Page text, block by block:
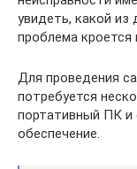
увидеть, какой
проблема кроется
Для проведения
потребуется
портативный ПК и
обеспечение.